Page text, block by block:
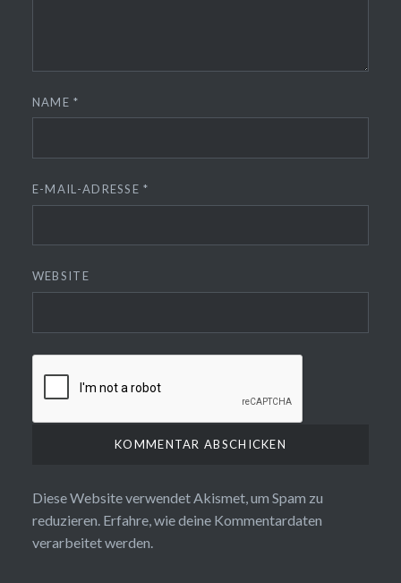
NAME*
E-MAIL-ADRESSE*
WEBSITE
Diese Website verwendet Akismet, um Spam zu
reduzieren. Erfahre, wie deine Kommentardaten
verarbeitet werden.